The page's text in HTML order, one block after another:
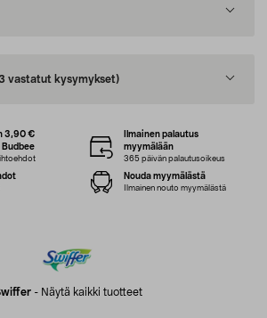
vastatut kysymykset)
- Näytä kaikki tuotteet
3,90 €
Ilmainen palautus
myymälään
365 päivän palautusoikeus
Nouda myymälästä
Ilmainen nouto myymälästä